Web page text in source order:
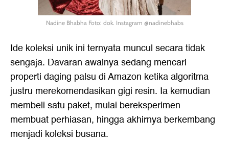
Nadine Bhabha Foto: dok. Instagram @nadinebhabs
Ide koleksi unik ini ternyata muncul secara tidak
sengaja. Davaran awalnya sedang mencari
properti daging palsu di Amazon ketika algoritma
justru merekomendasikan gigi resin. Ia kemudian
membeli satu paket, mulai bereksperimen
membuat perhiasan, hingga akhirnya berkembang
menjadi koleksi busana.